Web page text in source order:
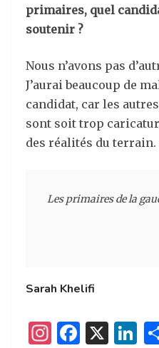
primaires, quel
soutenir ?
Nous n’avons pas
J’aurai beaucoup de
candidat, car les
sont soit trop
des réalités du terrain.
Les primaires de la
Sarah Khelifi
I
F
X
Li